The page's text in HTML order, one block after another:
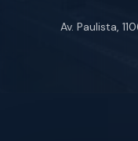
Av. Paulista,